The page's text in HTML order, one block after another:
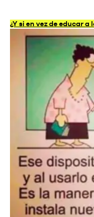
¿Y si en vez de educar a